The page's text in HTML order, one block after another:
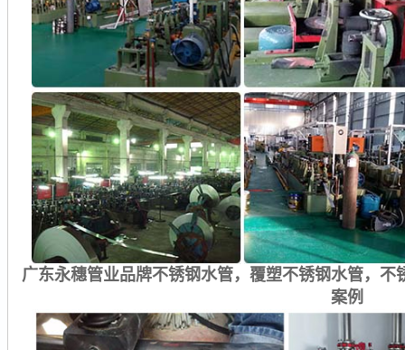
广东永穗管业品牌不锈钢水管，覆塑不锈钢水管，
案例